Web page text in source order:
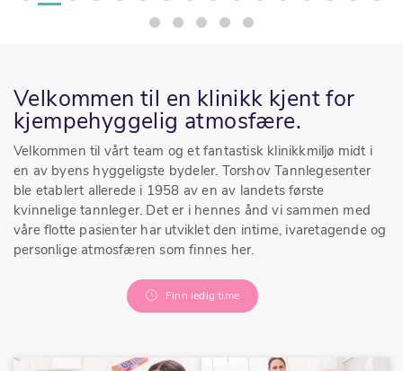
Velkommen til en klinikk kjent for
kjempehyggelig atmosfære.
Velkommen til vårt team og et fantastisk klinikkmiljø midt i
en av byens hyggeligste bydeler. Torshov Tannlegesenter
ble etablert allerede i 1958 av en av landets første
kvinnelige tannleger. Det er i hennes ånd vi sammen med
våre flotte pasienter har utviklet den intime, ivaretagende og
personlige atmosfæren som finnes her.
Finn ledig time